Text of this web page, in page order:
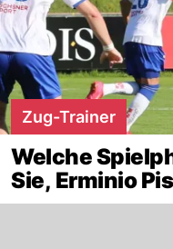
Zug-Trainer
Welche
Sie, Erminio